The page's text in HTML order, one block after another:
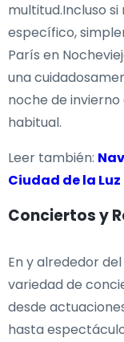
multitud.Incluso
específico,
París en
una
noche de
habitual.
Leer también:
Ciudad de la
Conciertos y
En y alrededor
variedad de
desde
hasta